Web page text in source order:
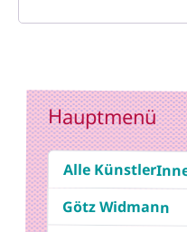
Hauptmenü
Alle
Götz Widmann